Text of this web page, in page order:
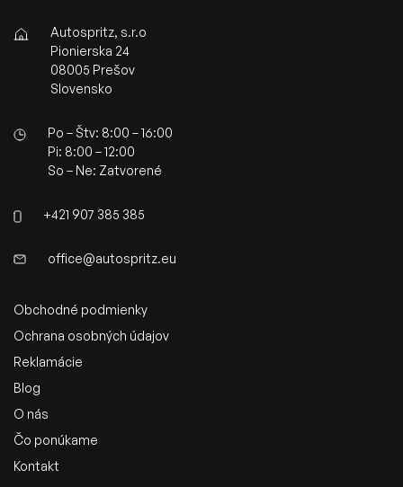
Autospritz, s.r.o
Pionierska 24
08005 Prešov
Slovensko
Po – Štv: 8:00 – 16:00
Pi: 8:00 – 12:00
So – Ne: Zatvorené
+421 907 385 385
office@autospritz.eu
Obchodné podmienky
Ochrana osobných údajov
Reklamácie
Blog
O nás
Čo ponúkame
Kontakt